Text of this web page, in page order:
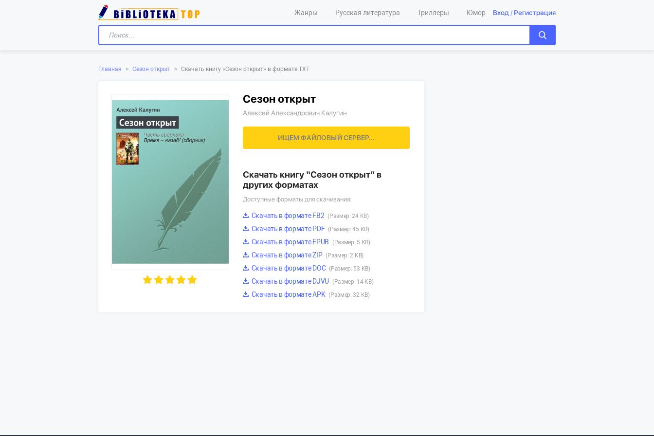
Жанры Русская литература Триллеры Юмор Вход / Регистрация
Главная > Сезон открыт > Скачать книгу «‎Сезон открыт»‎ в формате TXT
Сезон открыт
Алексей Александрович Калугин
ИЩЕМ ФАЙЛОВЫЙ СЕРВЕР...
Скачать книгу “Сезон открыт” в
других форматах
Доступные форматы для скачивания:
Скачать в формате FB2 (Размер: 24 KB)
Скачать в формате PDF (Размер: 45 KB)
Скачать в формате EPUB (Размер: 5 KB)
Скачать в формате ZIP (Размер: 2 KB)
Скачать в формате DOC (Размер: 53 KB)
Скачать в формате DJVU (Размер: 14 KB)
Скачать в формате APK (Размер: 32 KB)